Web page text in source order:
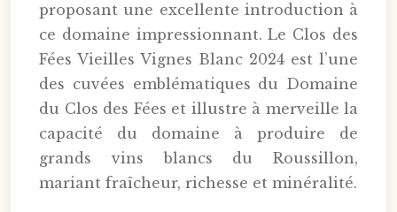
proposant une excellente introduction à
ce domaine impressionnant. Le Clos des
Fées Vieilles Vignes Blanc 2024 est l’une
des cuvées emblématiques du Domaine
du Clos des Fées et illustre à merveille la
capacité du domaine à produire de
grands vins blancs du Roussillon,
mariant fraîcheur, richesse et minéralité.